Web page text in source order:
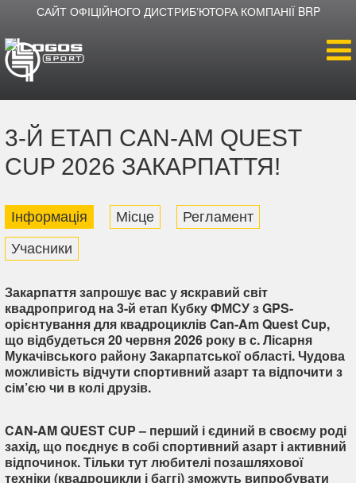
САЙТ ОФІЦІЙНОГО ДИСТРИБʼЮТОРА КОМПАНІЇ BRP
Продукція
Про компанію
3-Й ЕТАП CAN-AM QUEST
CUP 2026 ЗАКАРПАТТЯ!
Інформація Місце
Регламент
Учасники
Закарпаття запрошує вас у яскравий світ
квадропригод на 3-й етап Кубку ФМСУ з GPS-
орієнтування для квадроциклів Can-Am Quest Cup,
що відбудеться 20 червня 2026 року в с. Лісарня
Мукачівського району Закарпатської області. Чудова
можливість відчути спортивний азарт та відпочити з
сім’єю чи в колі друзів.
CAN-AM QUEST CUP – перший і єдиний в своєму роді
захід, що поєднує в собі спортивний азарт і активний
відпочинок. Тільки тут любителі позашляхової
техніки (квадроцикли і баггі) зможуть випробувати